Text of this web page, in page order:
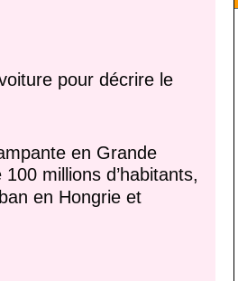
pour décrire le
en Grande
millions d’habitants,
en Hongrie et